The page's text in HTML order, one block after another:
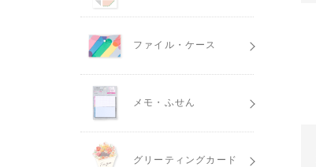
ファイル・ケース
メモ・ふせん
グリーティングカード